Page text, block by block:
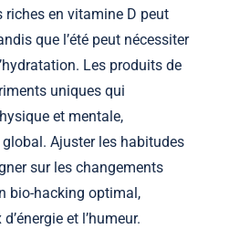
riches en vitamine D peut
que l’été peut nécessiter
Les produits de
uniques qui
et mentale,
Ajuster les habitudes
sur les changements
bio-hacking optimal,
et l’humeur.